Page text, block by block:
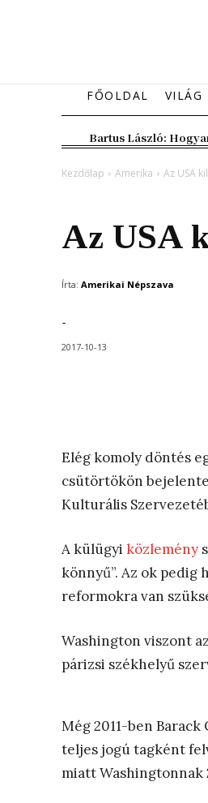
FŐOLDAL VILÁG
Bartus László:
Kezdőlap Amerika Az USA
Az USA
Írta: Amerikai Népszava
-
2017-10-13
Elég komoly döntés
csütörtökön
Kulturális
A külügyi közlemény
könnyű”. Az ok pedig
reformokra van
Washington viszont
párizsi székhelyű
Még 2011-ben
teljes jogú tagként
miatt Washingtonnak